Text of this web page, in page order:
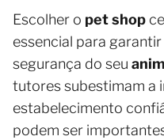
Escolher o pet shop
essencial para
segurança do seu
tutores subestimam a
estabelecimento
podem ser